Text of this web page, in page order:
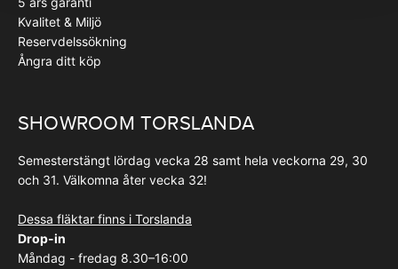
Kvalitet & Miljö
Reservdelssökning
Ångra ditt köp
SHOWROOM TORSLANDA
Semesterstängt lördag vecka 28 samt hela veckorna 29, 30
och 31. Välkomna åter vecka 32!
Dessa fläktar finns i Torslanda
Drop-in
Måndag - fredag 8.30–16:00